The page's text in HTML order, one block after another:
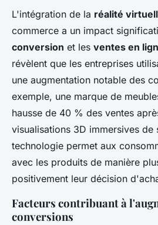
L'intégration de la réalité
commerce a un impact
conversion et les ventes en
révèlent que les entreprises
une augmentation notable des
exemple, une marque de
hausse de 40 % des ventes
visualisations 3D immersives de
technologie permet aux
avec les produits de manière
positivement leur décision
Facteurs contribuant à
conversions